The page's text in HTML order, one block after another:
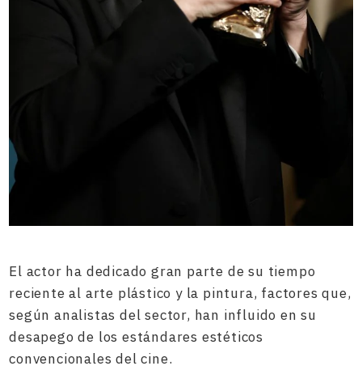
El actor ha dedicado gran parte de su tiempo
reciente al arte plástico y la pintura, factores que,
según analistas del sector, han influido en su
desapego de los estándares estéticos
convencionales del cine.